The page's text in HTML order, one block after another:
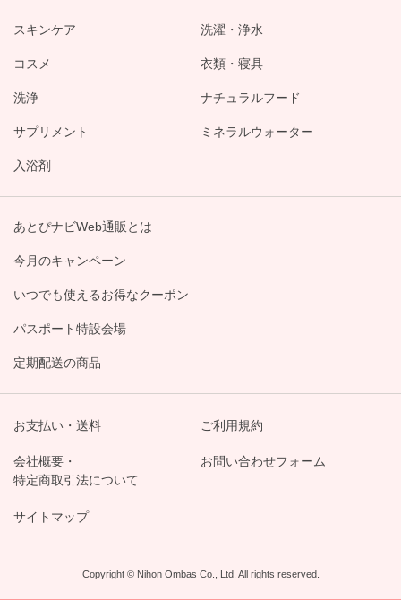
スキンケア
コスメ
洗浄
サプリメント
入浴剤
洗濯・浄水
衣類・寝具
ナチュラルフード
ミネラルウォーター
あとぴナビWeb通販とは
今月のキャンペーン
いつでも使えるお得なクーポン
パスポート特設会場
定期配送の商品
お支払い・送料 ご利用規約
会社概要・
特定商取引法について
お問い合わせフォーム
サイトマップ
Copyright © Nihon Ombas Co., Ltd. All rights reserved.